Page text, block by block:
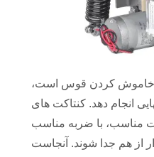
خاموش کردن قوس است،
انجام دهد. کنتاکت های
مناسب، با ضربه مناسب
از هم جدا شوند. آنجاست